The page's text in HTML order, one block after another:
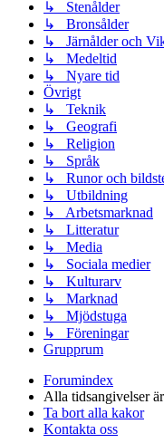
↳ Stenålder
↳ Bronsålder
↳ Järnålder och
↳ Medeltid
↳ Nyare tid
Övrigt
↳ Teknik
↳ Geografi
↳ Religion
↳ Språk
↳ Runor och
↳ Utbildning
↳ Arbetsmarknad
↳ Litteratur
↳ Media
↳ Sociala medier
↳ Kulturarv
↳ Marknad
↳ Mjödstuga
↳ Föreningar
Grupprum
Forumindex
Alla tidsangivelser
Ta bort alla kakor
Kontakta oss